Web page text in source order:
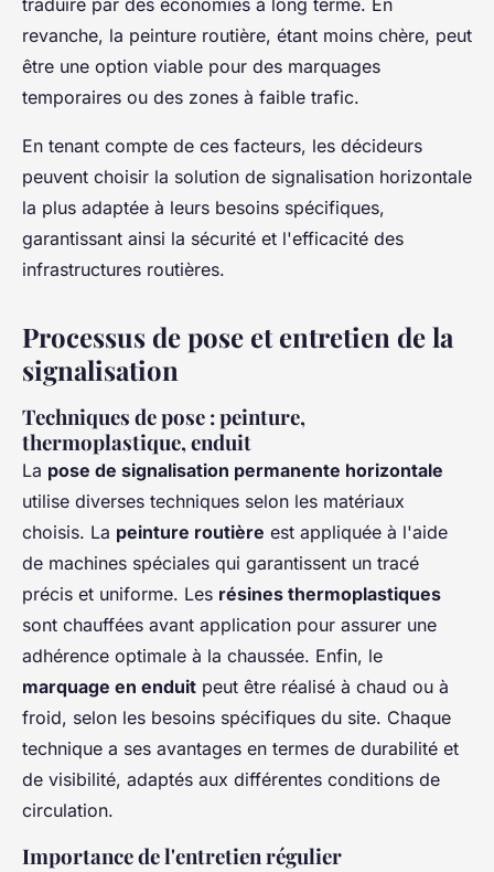
traduire par des économies à long terme. En
revanche, la peinture routière, étant moins chère, peut
être une option viable pour des marquages
temporaires ou des zones à faible trafic.
En tenant compte de ces facteurs, les décideurs
peuvent choisir la solution de signalisation horizontale
la plus adaptée à leurs besoins spécifiques,
garantissant ainsi la sécurité et l'efficacité des
infrastructures routières.
Processus de pose et entretien de la
signalisation
Techniques de pose : peinture,
thermoplastique, enduit
La pose de signalisation permanente horizontale
utilise diverses techniques selon les matériaux
choisis. La peinture routière est appliquée à l'aide
de machines spéciales qui garantissent un tracé
précis et uniforme. Les résines thermoplastiques
sont chauffées avant application pour assurer une
adhérence optimale à la chaussée. Enfin, le
marquage en enduit peut être réalisé à chaud ou à
froid, selon les besoins spécifiques du site. Chaque
technique a ses avantages en termes de durabilité et
de visibilité, adaptés aux différentes conditions de
circulation.
Importance de l'entretien régulier